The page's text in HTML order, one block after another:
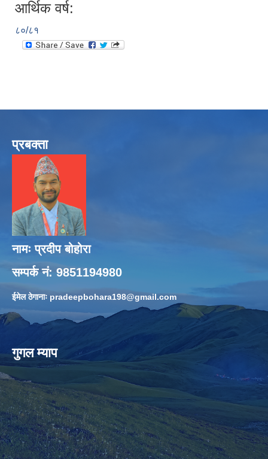
आर्थिक वर्ष:
८०/८१
प्रबक्ता
नामः प्रदीप बोहोरा
सम्पर्क नं: 9851194980
ईमेल ठेगानाः pradeepbohara198@gmail.com
गुगल म्याप